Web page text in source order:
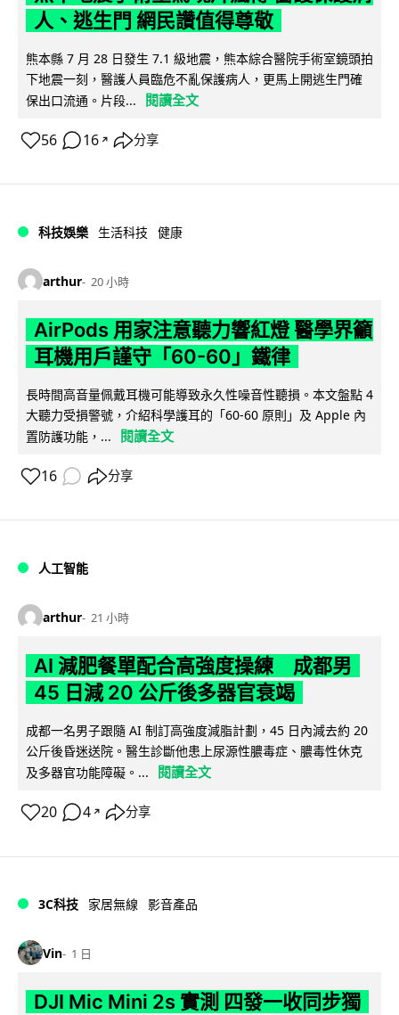
人、逃生門 網民讚值得尊敬
熊本縣 7 月 28 日發生 7.1 級地震，熊本綜合醫院手術室鏡頭拍
下地震一刻，醫護人員臨危不亂保護病人，更馬上開逃生門確
保出口流通。片段...
閱讀全文
56 16 ↗ 分享
科技娛樂 生活科技 健康
arthur 20 小時
AirPods 用家注意聽力響紅燈 醫學界籲
耳機用戶謹守「60-60」鐵律
長時間高音量佩戴耳機可能導致永久性噪音性聽損。本文盤點 4
大聽力受損警號，介紹科學護耳的「60-60 原則」及 Apple 內
置防護功能，...
閱讀全文
16 分享
人工智能
arthur 21 小時
AI 減肥餐單配合高強度操練 成都男
45 日減 20 公斤後多器官衰竭
成都一名男子跟隨 AI 制訂高強度減脂計劃，45 日內減去約 20
公斤後昏迷送院。醫生診斷他患上尿源性膿毒症、膿毒性休克
及多器官功能障礙。...
閱讀全文
20 4 ↗ 分享
3C科技 家居無線 影音產品
Vin 1 日
DJI Mic Mini 2s 實測 四發一收同步獨